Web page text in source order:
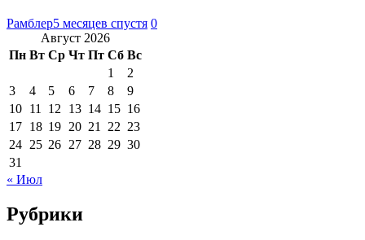
Рамблер5 месяцев спустя 0
Август 2026
Пн Вт Ср Чт Пт Сб Вс
1
2
3
4 5 6 7 8
9
10 11 12 13 14 15 16
17 18 19 20 21 22 23
24 25 26 27 28 29 30
31
« Июл
Рубрики